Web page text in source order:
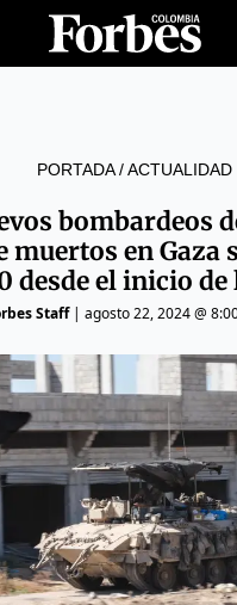
PORTADA/ACTUALIDAD
bombardeos
muertos en Gaza
desde el inicio de
Staff| agosto 22, 2024 @